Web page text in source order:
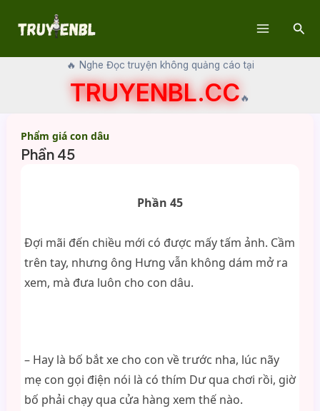
🔥 Nghe Đọc truyện không quảng cáo tại
TRUYENBL.CC🔥
Phẩm giá con dâu
Phần 45
Phần 45
Đợi mãi đến chiều mới có được mấy tấm ảnh. Cầm
trên tay, nhưng ông Hưng vẫn không dám mở ra
xem, mà đưa luôn cho con dâu.
– Hay là bố bắt xe cho con về trước nha, lúc nãy
mẹ con gọi điện nói là có thím Dư qua chơi rồi, giờ
bố phải chạy qua cửa hàng xem thế nào.